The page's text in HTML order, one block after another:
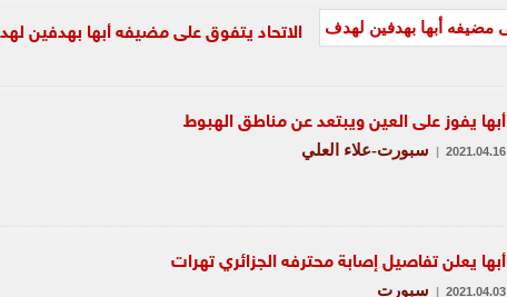
الاتحاد يتفوق على مضيفه أبها بهدفين
أبها يفوز على العين ويبتعد عن مناطق الهبوط
2021.04.16
| سبورت-علاء العلي
أبها يعلن تفاصيل إصابة محترفه الجزائري تهرات
2021.04.03
| سبورت